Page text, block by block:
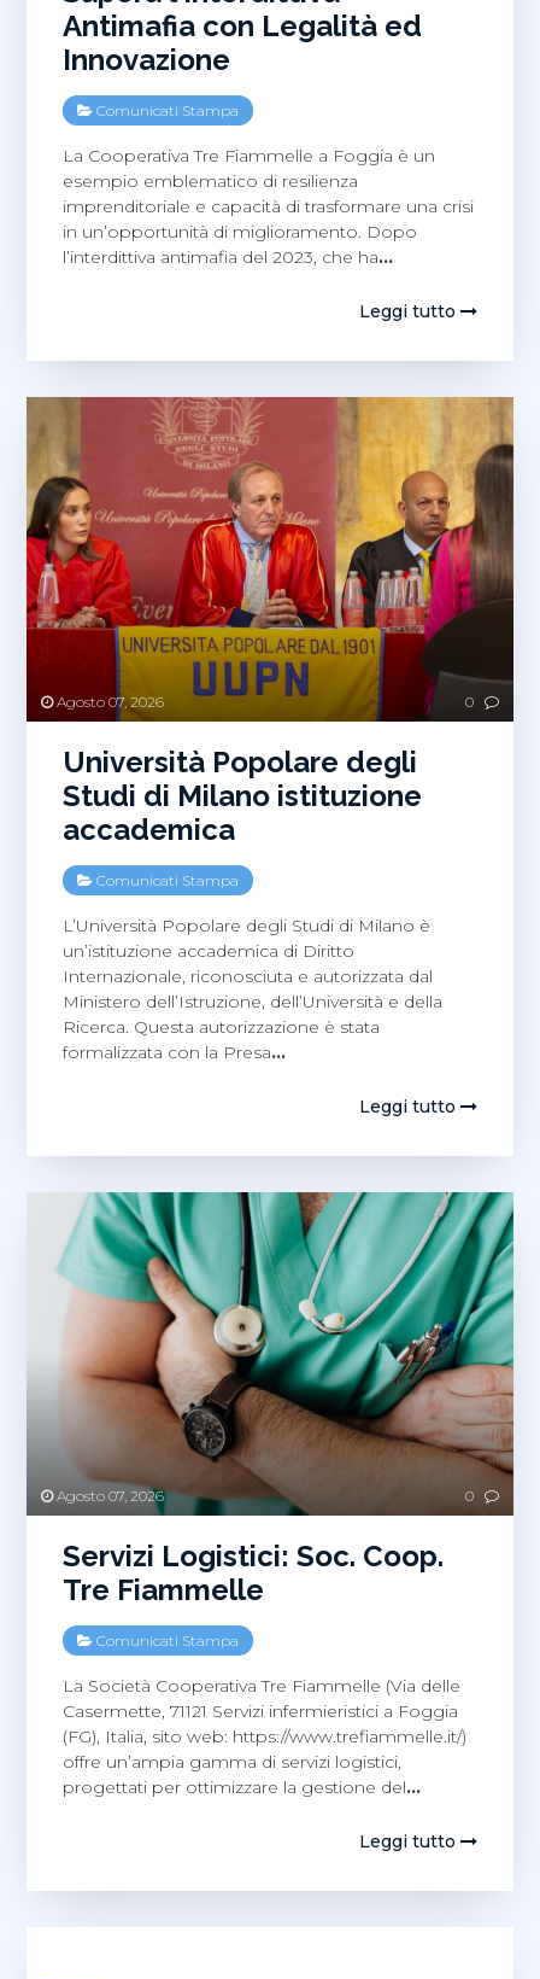
Antimafia con Legalità ed
Innovazione
Comunicati Stampa
La Cooperativa Tre Fiammelle a Foggia è un
esempio emblematico di resilienza
imprenditoriale e capacità di trasformare una crisi
in un’opportunità di miglioramento. Dopo
l’interdittiva antimafia del 2023, che ha…
Leggi tutto
Agosto 07, 2026 0
Università Popolare degli
Studi di Milano istituzione
accademica
Comunicati Stampa
L’Università Popolare degli Studi di Milano è
un’istituzione accademica di Diritto
Internazionale, riconosciuta e autorizzata dal
Ministero dell’Istruzione, dell’Università e della
Ricerca. Questa autorizzazione è stata
formalizzata con la Presa…
Leggi tutto
Agosto 07, 2026 0
Servizi Logistici: Soc. Coop.
Tre Fiammelle
Comunicati Stampa
La Società Cooperativa Tre Fiammelle (Via delle
Casermette, 71121 Servizi infermieristici a Foggia
(FG), Italia, sito web: https://www.trefiammelle.it/)
offre un’ampia gamma di servizi logistici,
progettati per ottimizzare la gestione del…
Leggi tutto